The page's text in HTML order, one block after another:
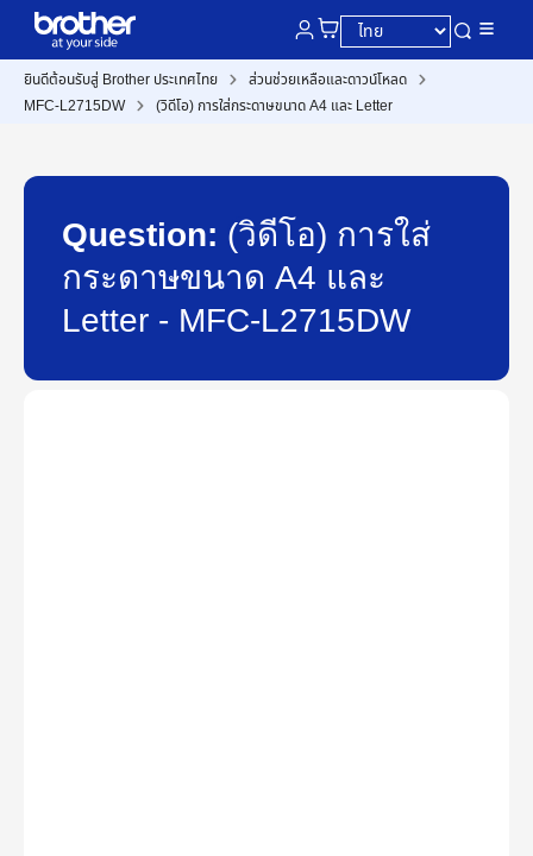
ยินดีต้อนรับสู่ Brother ประเทศไทย
ส่วนช่วยเหลือและดาวน์โหลด
MFC-L2715DW
(วิดีโอ) การใส่กระดาษขนาด A4 และ Letter
Question: (วิดีโอ) การใส่
กระดาษขนาด A4 และ
Letter - MFC-L2715DW